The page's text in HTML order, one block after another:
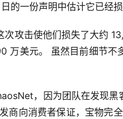
的一份声明中估计它已经
次攻击使他们损失了大约
万美元。 虽然目前细节不
，因为团队在发现
商向消费者保证，宝物完